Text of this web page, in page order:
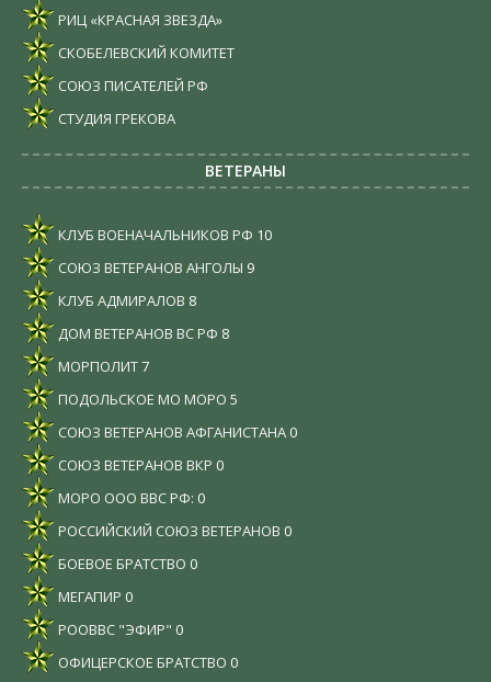
РИЦ «КРАСНАЯ ЗВЕЗДА»
СКОБЕЛЕВСКИЙ КОМИТЕТ
СОЮЗ ПИСАТЕЛЕЙ РФ
СТУДИЯ ГРЕКОВА
ВЕТЕРАНЫ
КЛУБ ВОЕНАЧАЛЬНИКОВ РФ 10
СОЮЗ ВЕТЕРАНОВ АНГОЛЫ 9
КЛУБ АДМИРАЛОВ 8
ДОМ ВЕТЕРАНОВ ВС РФ 8
МОРПОЛИТ7
ПОДОЛЬСКОЕ МО МОРО 5
СОЮЗ ВЕТЕРАНОВ АФГАНИСТАНА 0
СОЮЗ ВЕТЕРАНОВ ВКР 0
МОРО ООО ВВС РФ: 0
РОССИЙСКИЙ СОЮЗ ВЕТЕРАНОВ 0
БОЕВОЕ БРАТСТВО 0
МЕГАПИР 0
РООВВС "ЭФИР" 0
ОФИЦЕРСКОЕ БРАТСТВО 0